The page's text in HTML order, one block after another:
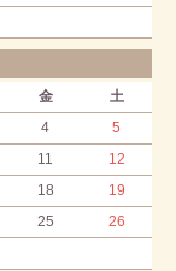
金
土
4
5
11
12
18
19
25
26